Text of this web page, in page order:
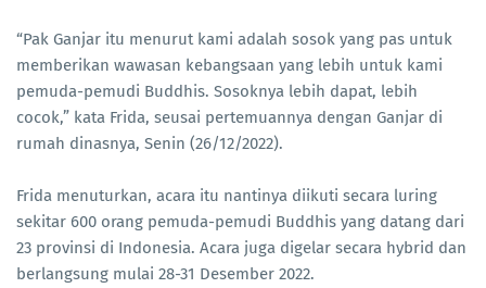
“Pak Ganjar itu menurut kami adalah sosok yang pas untuk
memberikan wawasan kebangsaan yang lebih untuk kami
pemuda-pemudi Buddhis. Sosoknya lebih dapat, lebih
cocok,” kata Frida, seusai pertemuannya dengan Ganjar di
rumah dinasnya, Senin (26/12/2022).
Frida menuturkan, acara itu nantinya diikuti secara luring
sekitar 600 orang pemuda-pemudi Buddhis yang datang dari
23 provinsi di Indonesia. Acara juga digelar secara hybrid dan
berlangsung mulai 28-31 Desember 2022.